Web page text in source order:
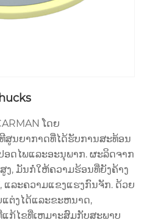
ໂດຍ
ສູນຍາກາດທີ່ໄດ້ຮັບການສະທ້ອນ
ດໄພແລະອະນຸພາກ. ຜະລິດຈາກ
, ມັນກໍ່ໃຫ້ຄວາມຮ້ອນທີ່ຍັງຄ້າງ
ແລະຄວາມແຂງແຮງກົນຈັກ. ດ້ວຍ
ຕ່ງໄດ້ແລະຂະຫນາດ,
ກ້ໄຂທີ່ເຫມາະສົມກັບສະພາບ